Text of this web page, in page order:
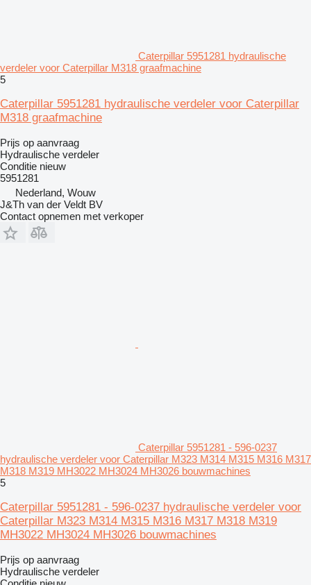
Caterpillar 5951281 hydraulische
verdeler voor Caterpillar M318 graafmachine
5
Caterpillar 5951281 hydraulische verdeler voor Caterpillar
M318 graafmachine
Prijs op aanvraag
Hydraulische verdeler
Conditie nieuw
5951281
Nederland, Wouw
J&Th van der Veldt BV
Contact opnemen met verkoper
Caterpillar 5951281 - 596-0237
hydraulische verdeler voor Caterpillar M323 M314 M315 M316 M317
M318 M319 MH3022 MH3024 MH3026 bouwmachines
5
Caterpillar 5951281 - 596-0237 hydraulische verdeler voor
Caterpillar M323 M314 M315 M316 M317 M318 M319
MH3022 MH3024 MH3026 bouwmachines
Prijs op aanvraag
Hydraulische verdeler